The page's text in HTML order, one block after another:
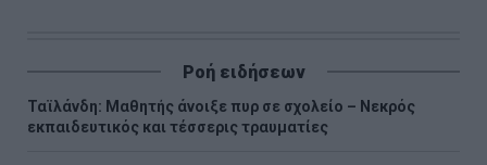
Ροή ειδήσεων
Ταϊλάνδη: Μαθητής άνοιξε πυρ σε σχολείο – Νεκρός
εκπαιδευτικός και τέσσερις τραυματίες